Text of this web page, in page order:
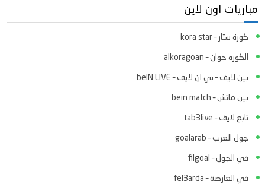
مباريات اون لاين
كورة ستار – kora star
الكوره جوان – alkoragoan
بين لايف – بي ان لايف – beIN LIVE
بين ماتش – bein match
تابع لايف – tab3live
جول العرب – goalarab
في الجول – filgoal
في العارضة – fel3arda